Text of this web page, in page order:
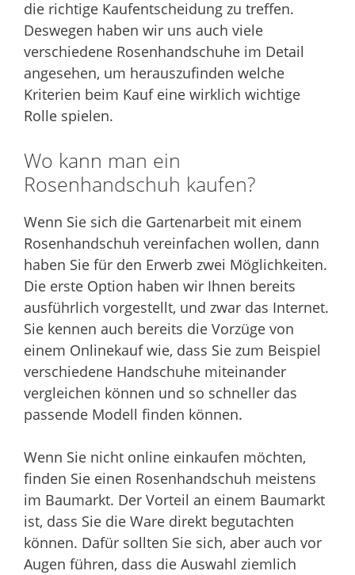
die richtige Kaufentscheidung zu treffen.
Deswegen haben wir uns auch viele
verschiedene Rosenhandschuhe im Detail
angesehen, um herauszufinden welche
Kriterien beim Kauf eine wirklich wichtige
Rolle spielen.
Wo kann man ein
Rosenhandschuh kaufen?
Wenn Sie sich die Gartenarbeit mit einem
Rosenhandschuh vereinfachen wollen, dann
haben Sie für den Erwerb zwei Möglichkeiten.
Die erste Option haben wir Ihnen bereits
ausführlich vorgestellt, und zwar das Internet.
Sie kennen auch bereits die Vorzüge von
einem Onlinekauf wie, dass Sie zum Beispiel
verschiedene Handschuhe miteinander
vergleichen können und so schneller das
passende Modell finden können.
Wenn Sie nicht online einkaufen möchten,
finden Sie einen Rosenhandschuh meistens
im Baumarkt. Der Vorteil an einem Baumarkt
ist, dass Sie die Ware direkt begutachten
können. Dafür sollten Sie sich, aber auch vor
Augen führen, dass die Auswahl ziemlich